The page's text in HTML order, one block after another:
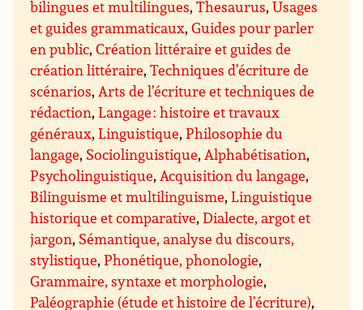
bilingues et multilingues,Thesaurus,Usages
et guides grammaticaux,Guides pour parler
en public,Création littéraire et guides de
création littéraire,Techniques d’écriture de
scénarios,Arts de l’écriture et techniques de
rédaction,Langage : histoire et travaux
généraux,Linguistique,Philosophie du
langage, Sociolinguistique,Alphabétisation,
Psycholinguistique,Acquisition du langage,
Bilinguisme et multilinguisme,Linguistique
historique et comparative,Dialecte, argot et
jargon, Sémantique, analyse du discours,
stylistique,Phonétique, phonologie,
Grammaire, syntaxe et morphologie,
Paléographie (étude et histoire de l’écriture),